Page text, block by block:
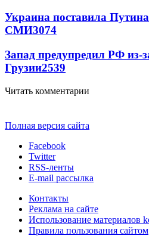
Украина поставила
СМИ3074
Запад предупредил РФ из-
Грузии2539
Читать комментарии
Полная версия сайта
Facebook
Twitter
RSS-ленты
E-mail рассылка
Контакты
Реклама на сайте
Использование материалов
Правила пользования сайтом